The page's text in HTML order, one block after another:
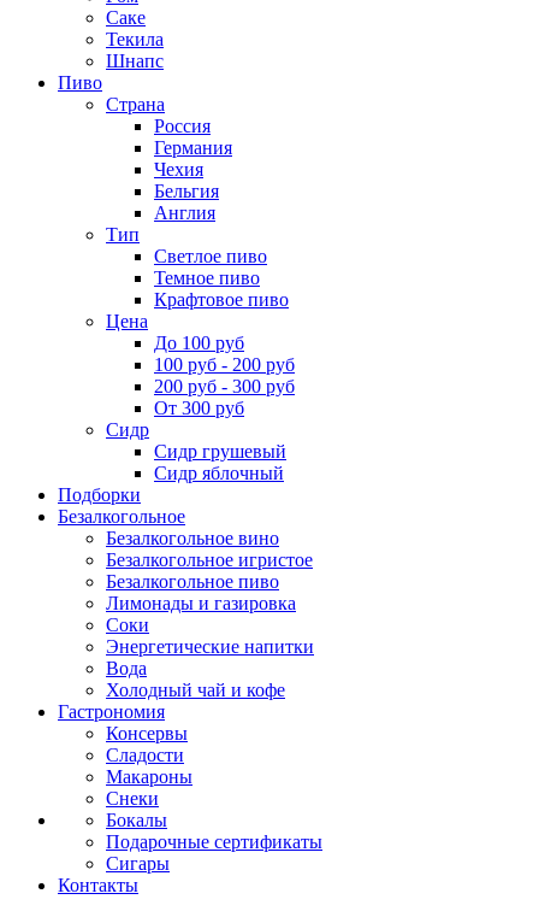
Саке
Текила
Шнапс
Пиво
Страна
Россия
Германия
Чехия
Бельгия
Англия
Тип
Светлое пиво
Темное пиво
Крафтовое пиво
Цена
До 100 руб
100 руб - 200 руб
200 руб - 300 руб
От 300 руб
Сидр
Сидр грушевый
Сидр яблочный
Подборки
Безалкогольное
Безалкогольное вино
Безалкогольное игристое
Безалкогольное пиво
Лимонады и газировка
Соки
Энергетические напитки
Вода
Холодный чай и кофе
Гастрономия
Консервы
Сладости
Макароны
Снеки
Бокалы
Подарочные сертификаты
Сигары
Контакты